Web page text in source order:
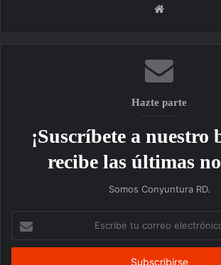
Sitio
Hazte parte
¡Suscríbete a nuestro
recibe las últimas
Somos Conyuntura RD.
correo